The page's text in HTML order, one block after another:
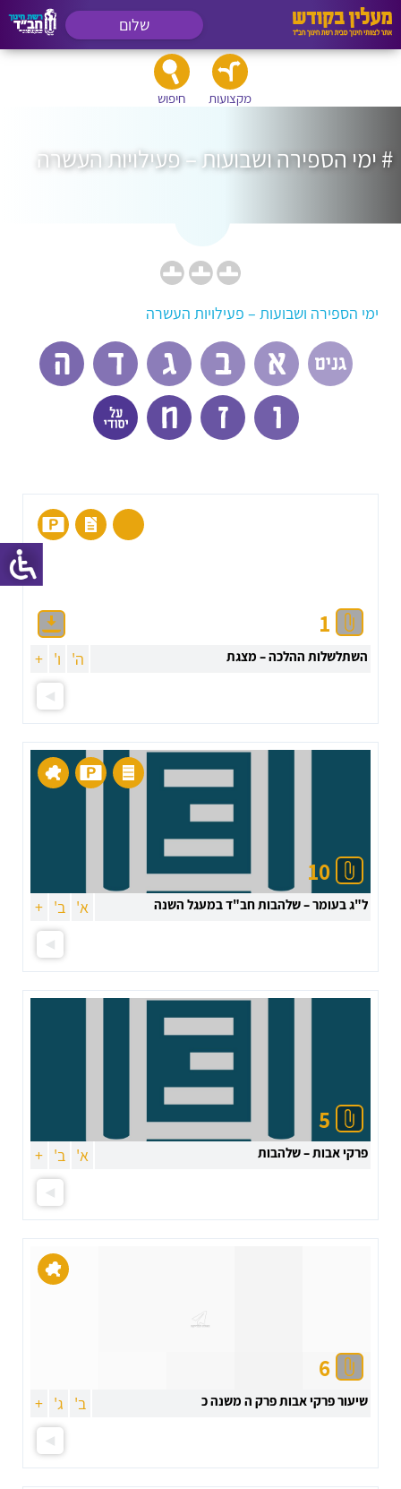
שלום
מקצועות חיפוש
# ימי הספירה ושבועות – פעילויות העשרה
ימי הספירה ושבועות – פעילויות העשרה
1
השתלשלות ההלכה – מצגת ה' ו' +
10
ל"ג בעומר – שלהבות חב"ד במעגל השנה א' ב' +
5
פרקי אבות – שלהבות א' ב' +
6
שיעור פרקי אבות פרק ה משנה כ ב' ג' +